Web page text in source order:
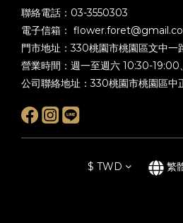
聯絡電話：03-3550303
電子信箱：
門市地址：330桃園市桃園區文中一
營業時間：週一至週六 10:30-
公司聯絡地址：330桃園市桃園區中
$ TWD 繁